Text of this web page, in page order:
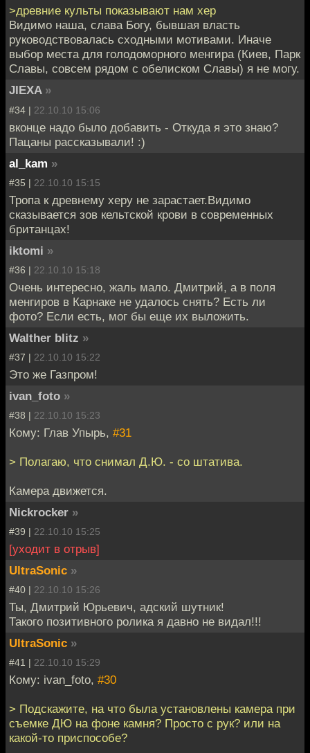
>древние культы показывают нам хер
Видимо наша, слава Богу, бывшая власть
руководствовалась сходными мотивами. Иначе
выбор места для голодоморного менгира (Киев, Парк
Славы, совсем рядом с обелиском Славы) я не могу.
JIEXA »
#34 | 22.10.10 15:06
вконце надо было добавить - Откуда я это знаю?
Пацаны рассказывали! :)
al_kam »
#35 | 22.10.10 15:15
Тропа к древнему херу не зарастает.Видимо
сказывается зов кельтской крови в современных
британцах!
iktomi »
#36 | 22.10.10 15:18
Очень интересно, жаль мало. Дмитрий, а в поля
менгиров в Карнаке не удалось снять? Есть ли
фото? Если есть, мог бы еще их выложить.
Walther blitz »
#37 | 22.10.10 15:22
Это же Газпром!
ivan_foto »
#38 | 22.10.10 15:23
Кому: Глав Упырь, #31
> Полагаю, что снимал Д.Ю. - со штатива.
Камера движется.
Nickrocker »
#39 | 22.10.10 15:25
[уходит в отрыв]
UltraSonic »
#40 | 22.10.10 15:26
Ты, Дмитрий Юрьевич, адский шутник!
Такого позитивного ролика я давно не видал!!!
UltraSonic »
#41 | 22.10.10 15:29
Кому: ivan_foto, #30
> Подскажите, на что была установлены камера при
съемке ДЮ на фоне камня? Просто с рук? или на
какой-то приспособе?